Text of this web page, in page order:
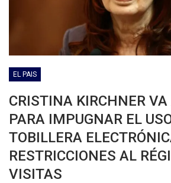
EL PAIS
CRISTINA KIRCHNER VA
PARA IMPUGNAR EL
TOBILLERA
RESTRICCIONES AL
VISITAS